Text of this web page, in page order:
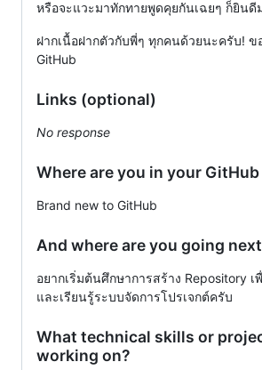
หรือจะแวะมาทักทายพูดคุยกันเฉยๆ ก็ยินดี
ฝากเนื้อฝากตัวกับพี่ๆ ทุกคนด้วยนะครับ!
GitHub
Links (optional)
No response
Where are you in your
Brand new to GitHub
And where are you going
อยากเริ่มต้นศึกษาการสร้าง Repository เ
และเรียนรู้ระบบจัดการโปรเจกต์ครับ
What technical skills or
working on?